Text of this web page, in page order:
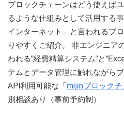
ブロックチェーンはどう使えば
るような仕組みとして活用する
インターネット」と言われるブ
りやすくご紹介。 非エンジニア
われる”経費精算システム”と
テムとデータ管理に触れながら
API利用可能な「 mijinブロックチ
別相談あり（事前予約制）